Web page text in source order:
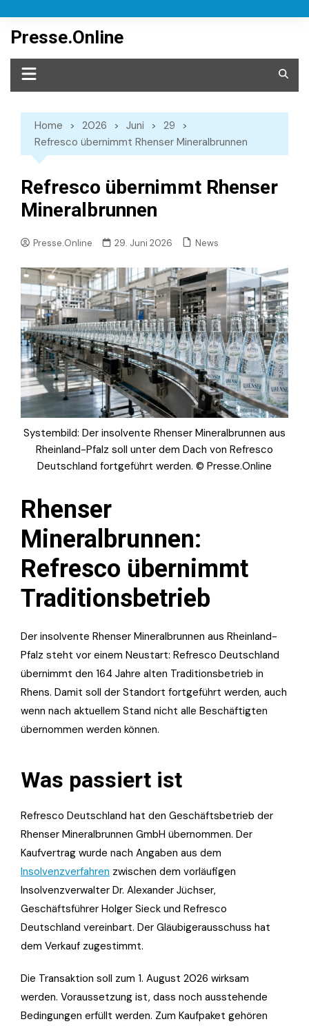
content
Presse.Online
Home 2026 Juni
29
Refresco übernimmt Rhenser Mineralbrunnen
Refresco übernimmt Rhenser
Mineralbrunnen
Presse.Online 29. Juni 2026 News
Systembild: Der insolvente Rhenser Mineralbrunnen aus
Rheinland-Pfalz soll unter dem Dach von Refresco
Deutschland fortgeführt werden. © Presse.Online
Rhenser
Mineralbrunnen:
Refresco übernimmt
Traditionsbetrieb
Der insolvente Rhenser Mineralbrunnen aus Rheinland-
Pfalz steht vor einem Neustart: Refresco Deutschland
übernimmt den 164 Jahre alten Traditionsbetrieb in
Rhens. Damit soll der Standort fortgeführt werden, auch
wenn nach aktuellem Stand nicht alle Beschäftigten
übernommen werden können.
Was passiert ist
Refresco Deutschland hat den Geschäftsbetrieb der
Rhenser Mineralbrunnen GmbH übernommen. Der
Kaufvertrag wurde nach Angaben aus dem
Insolvenzverfahren zwischen dem vorläufigen
Insolvenzverwalter Dr. Alexander Jüchser,
Geschäftsführer Holger Sieck und Refresco
Deutschland vereinbart. Der Gläubigerausschuss hat
dem Verkauf zugestimmt.
Die Transaktion soll zum 1. August 2026 wirksam
werden. Voraussetzung ist, dass noch ausstehende
Bedingungen erfüllt werden. Zum Kaufpaket gehören